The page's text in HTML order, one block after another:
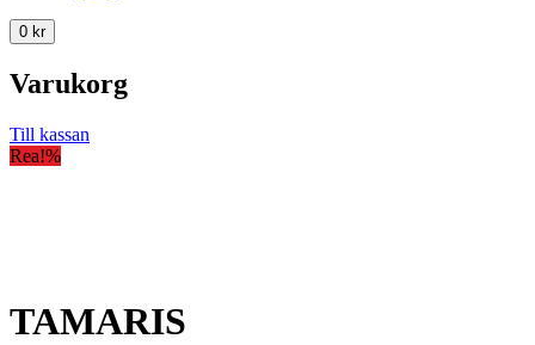
0 kr
Varukorg
Till kassan
Rea!%
TAMARIS